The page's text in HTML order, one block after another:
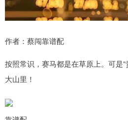
作者：蔡闯靠谱配
按照常识，赛马都是在草原上。可是
大山里！